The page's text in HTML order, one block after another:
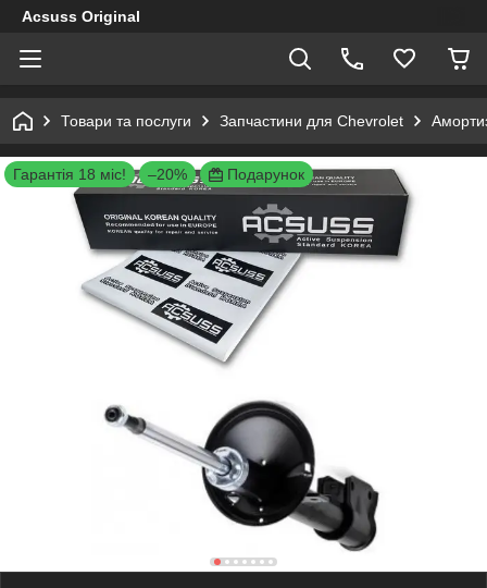
Acsuss Original
Товари та послуги Запчастини для Chevrolet
Гарантія 18 міс! –20% Подарунок